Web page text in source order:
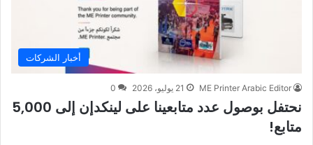
أخبار الشركات
ME Printer Arabic Editor 21 يوليو، 2026 0
نحتفل بوصول عدد متابعينا على لينكدإن إلى 5,000
متابع!